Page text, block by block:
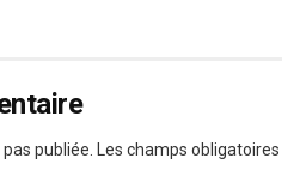
publiée. Les champs obligatoires